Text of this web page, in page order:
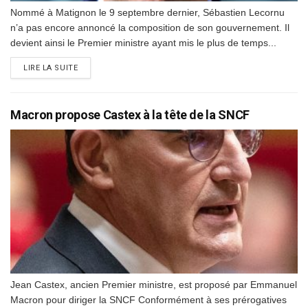
Nommé à Matignon le 9 septembre dernier, Sébastien Lecornu
n’a pas encore annoncé la composition de son gouvernement. Il
devient ainsi le Premier ministre ayant mis le plus de temps...
LIRE LA SUITEDETAILS
Macron propose Castex à la tête de la SNCF
Jean Castex, ancien Premier ministre, est proposé par Emmanuel
Macron pour diriger la SNCF Conformément à ses prérogatives